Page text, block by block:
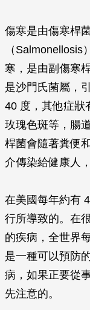
傷寒是由傷寒桿
（
寒，是由副傷寒
是沙門氏菌屬，
40 度，其他症狀
玫瑰色斑等，腸
桿菌會隨著糞便
介傳染給健康人
在美國每年約有
行所導致的。在
的疾病，全世界
是一種可以預防
病，如果正要從
先注意的。